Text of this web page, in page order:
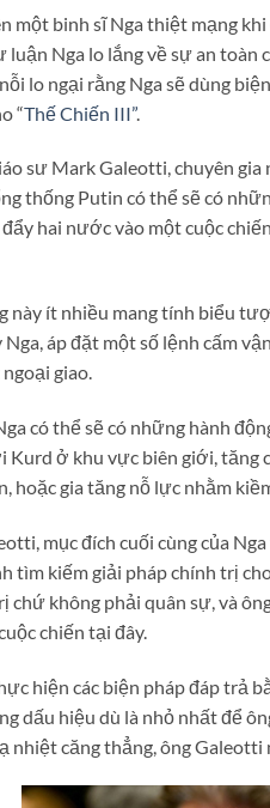
một binh sĩ Nga thiệt mạng
luận Nga lo lắng về sự an toàn
lo ngại rằng Nga sẽ dùng
“Thế Chiến III”.
sư Mark Galeotti, chuyên
thống Putin có thể sẽ có
hai nước vào một cuộc
này ít nhiều mang tính biểu
Nga, áp đặt một số lệnh cấm
giao.
có thể sẽ có những hành
Kurd ở khu vực biên giới, tăng
hoặc gia tăng nỗ lực nhằm
mục đích cuối cùng của
tìm kiếm giải pháp chính trị
chứ không phải quân sự, và
chiến tại đây.
hiện các biện pháp đáp trả
dấu hiệu dù là nhỏ nhất để
nhiệt căng thẳng, ông Galeotti